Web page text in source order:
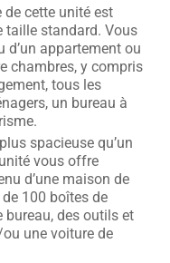
de cette unité est
taille standard. Vous
d’un appartement ou
chambres, y compris
tous les
un bureau à
spacieuse qu’un
vous offre
d’une maison de
100 boîtes de
bureau, des outils et
une voiture de